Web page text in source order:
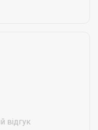
відгук